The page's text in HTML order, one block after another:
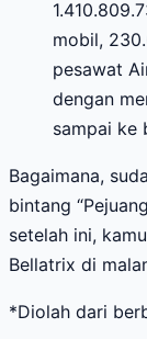
mobil,
pesawat
dengan
sampai ke
Bagaimana,
bintang
setelah ini,
Bellatrix di
*Diolah dari